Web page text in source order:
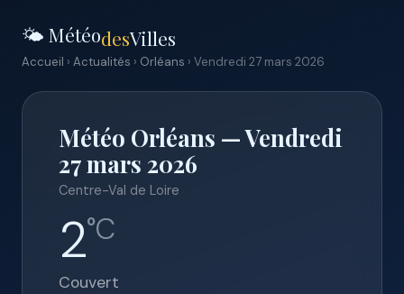
🌤️ MétéodesVilles
Accueil › Actualités › Orléans › Vendredi 27 mars 2026
Météo Orléans — Vendredi
27 mars 2026
Centre-Val de Loire
2°C
Couvert